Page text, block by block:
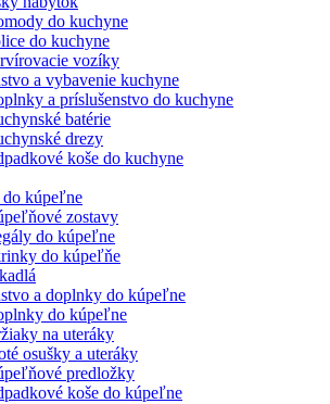
do kuchyne
do kuchyne
vozíky
a vybavenie kuchyne
a príslušenstvo do kuchyne
batérie
drezy
koše do kuchyne
kúpeľne
zostavy
do kúpeľne
do kúpeľňe
a doplnky do kúpeľne
do kúpeľne
na uteráky
osušky a uteráky
predložky
koše do kúpeľne